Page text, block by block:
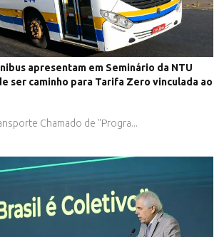
apresentam em Seminário da NTU
ser caminho para Tarifa Zero vinculada ao
Chamado de "Progra...